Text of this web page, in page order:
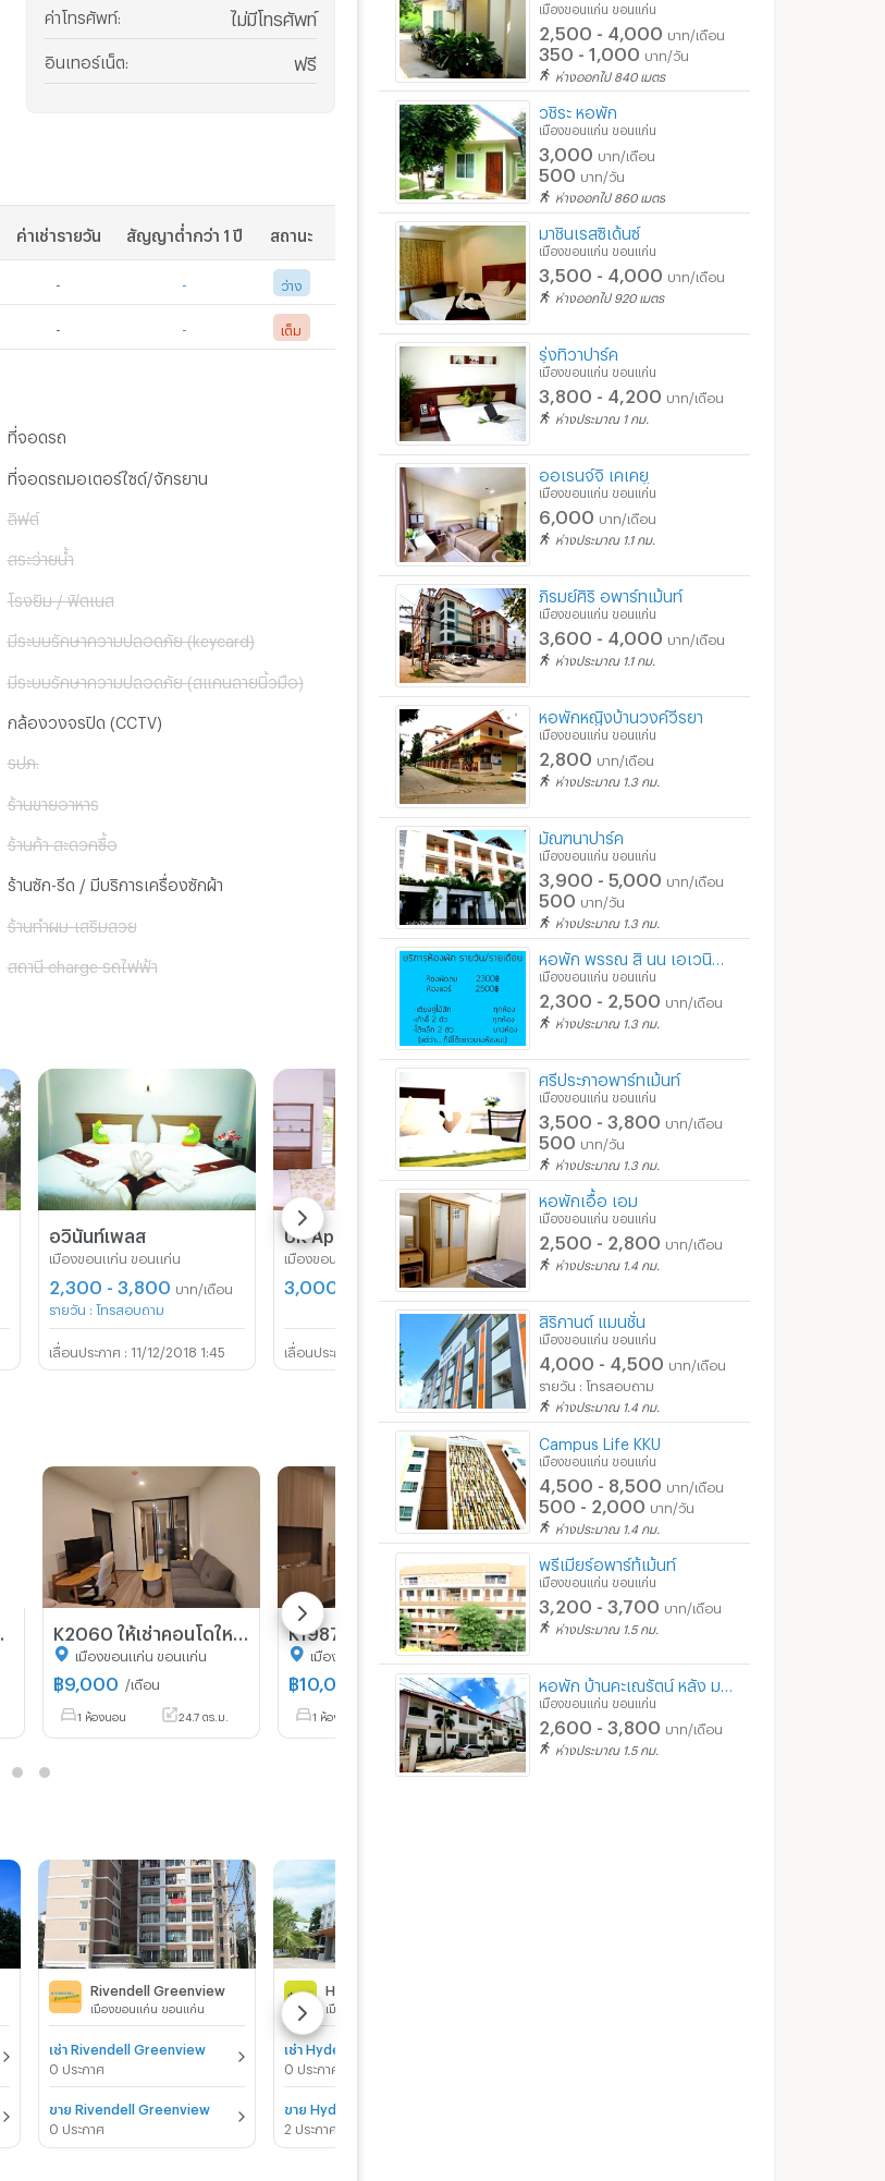
ค่าโทรศัพท์: ไม่มีโทรศัพท์
อินเทอร์เน็ต ฟรี
ค่าเช่ารายวัน สัญญาต่ำกว่า 1 ปี สถานะ
ว่าง
เต็ม
ที่จอดรถ
ที่จอดรถมอเตอร์ไซด์/จักรยาน
ลิฟต์
สระว่ายน้ำ
โรงยิม / ฟิตเนส
มีระบบรักษาความปลอดภัย (keycard)
มีระบบรักษาความปลอดภัย (สแกนลายนิ้วมือ)
กล้องวงจรปิด (CCTV)
รปภ.
ร้านขายอาหาร
ร้านค้า สะดวกซื้อ
ร้านซัก-รีด / มีบริการเครื่องซักผ้า
ร้านทำผม-เสริมสวย
สถานี charge รถไฟฟ้า
อวินันท์เพลส
เมืองขอนแก่น ขอนแก่น
2,300 - 3,800 บาท/เดือน
รายวัน : โทรสอบถาม
11/12/2018 1:45
UK Apartment (ยูเค อพาร์ทเม้น)
เมืองขอนแก่น ขอนแก่น
3,000 - 4,200 บาท/เดือน
16/07/2026 10:13
3,500 - 4,000
500 - 900
เมืองขอนแก่น ขอนแก่น
฿9,000 /เดือน
1 ห้องนอน 24.7 ตร.ม.
K1987ให้เช่าคอนโดใหม่ Origin place ซอยมิตรภาพ #ใกล้โรงพยาบาลราชพฤกษ์ เพียง 740 ม. #ทิศเหนือ
เมืองขอนแก่น ขอนแก่น
฿10,000 /เดือน
1 ห้องนอน 29 ตร.ม.
฿ 9,000 /เดือน
Rivendell Greenview
เมืองขอนแก่น ขอนแก่น
เช่า Rivendell Greenview
0 ประกาศ
ขาย Rivendell Greenview
0 ประกาศ
Hyde Condo
เมืองขอนแก่น ขอนแก่น
เช่า Hyde Condo
0 ประกาศ
ขาย Hyde Condo
2 ประกาศ
เมืองขอนแก่น ขอนแก่น
2,500 - 4,000 บาท/เดือน
350 - 1,000 บาท/วัน
ห่างออกไป 840 เมตร
วชิระ หอพัก
เมืองขอนแก่น ขอนแก่น
3,000 บาท/เดือน
500 บาท/วัน
ห่างออกไป 860 เมตร
มาชินเรสซิเด้นซ์
เมืองขอนแก่น ขอนแก่น
3,500 - 4,000 บาท/เดือน
ห่างออกไป 920 เมตร
รุ่งทิวาปาร์ค
เมืองขอนแก่น ขอนแก่น
3,800 - 4,200 บาท/เดือน
ห่างประมาณ 1 กม.
ออเรนจ์จิ เคเคยู
เมืองขอนแก่น ขอนแก่น
6,000 บาท/เดือน
ห่างประมาณ 1.1 กม.
ภิรมย์ศิริ อพาร์ทเม้นท์
เมืองขอนแก่น ขอนแก่น
3,600 - 4,000 บาท/เดือน
ห่างประมาณ 1.1 กม.
หอพักหญิงบ้านวงค์วีรยา
เมืองขอนแก่น ขอนแก่น
2,800 บาท/เดือน
ห่างประมาณ 1.3 กม.
มัณฑนาปาร์ค
เมืองขอนแก่น ขอนแก่น
3,900 - 5,000 บาท/เดือน
500 บาท/วัน
ห่างประมาณ 1.3 กม.
เมืองขอนแก่น ขอนแก่น
2,300 - 2,500 บาท/เดือน
ห่างประมาณ 1.3 กม.
ศรีประภาอพาร์ทเม้นท์
เมืองขอนแก่น ขอนแก่น
3,500 - 3,800 บาท/เดือน
500 บาท/วัน
ห่างประมาณ 1.3 กม.
หอพักเอื้อ เอม
เมืองขอนแก่น ขอนแก่น
2,500 - 2,800 บาท/เดือน
ห่างประมาณ 1.4 กม.
สิริกานต์ แมนชั่น
เมืองขอนแก่น ขอนแก่น
4,000 - 4,500 บาท/เดือน
รายวัน : โทรสอบถาม
ห่างประมาณ 1.4 กม.
Campus Life KKU
เมืองขอนแก่น ขอนแก่น
4,500 - 8,500 บาท/เดือน
500 - 2,000 บาท/วัน
ห่างประมาณ 1.4 กม.
พรีเมียร์อพาร์ท้เม้นท์
เมืองขอนแก่น ขอนแก่น
3,200 - 3,700 บาท/เดือน
ห่างประมาณ 1.5 กม.
เมืองขอนแก่น ขอนแก่น
2,600 - 3,800 บาท/เดือน
ห่างประมาณ 1.5 กม.